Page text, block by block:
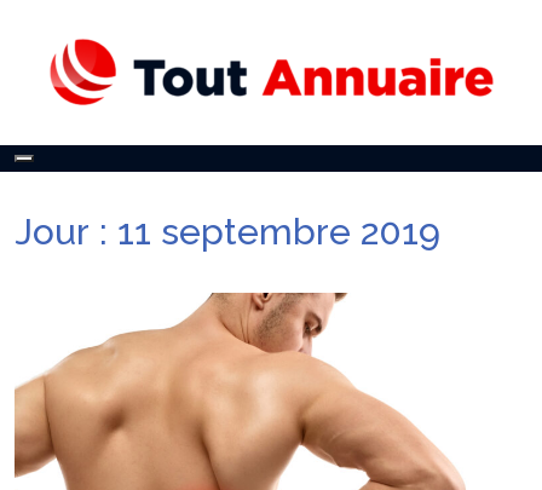
Toggle
Jour : 11 septembre 2019